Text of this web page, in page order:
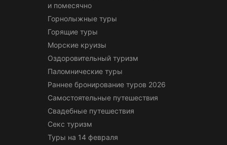
и помесячно
Горнолыжные туры
Горящие туры
Морские круизы
Оздоровительный туризм
Паломнические туры
Раннее бронирование туров 2026
Самостоятельные путешествия
Свадебные путешествия
Секс туризм
Туры на 14 февраля